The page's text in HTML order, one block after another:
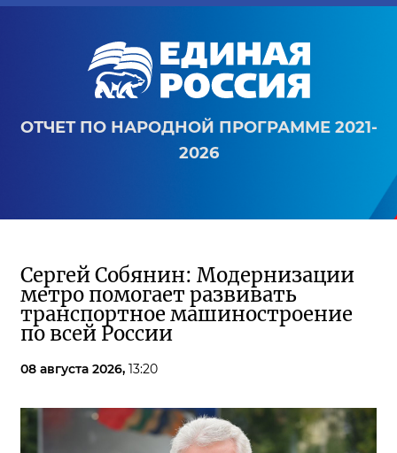
ОТЧЕТ ПО НАРОДНОЙ ПРОГРАММЕ 2021-
2026
Сергей Собянин: Модернизации
метро помогает развивать
транспортное машиностроение
по всей России
08 августа 2026, 13:20